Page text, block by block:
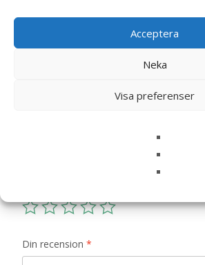
Acceptera
Neka
Visa preferenser
Recensioner
”Chokladhälsning Älskar dig”
Din recension *